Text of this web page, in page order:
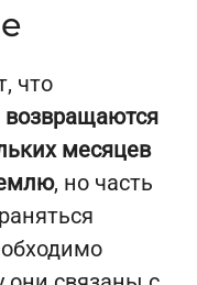
что
возвращаются
месяцев
, но часть